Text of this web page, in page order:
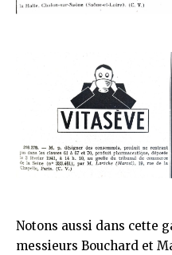
Notons aussi dans cette
messieurs Bouchard et